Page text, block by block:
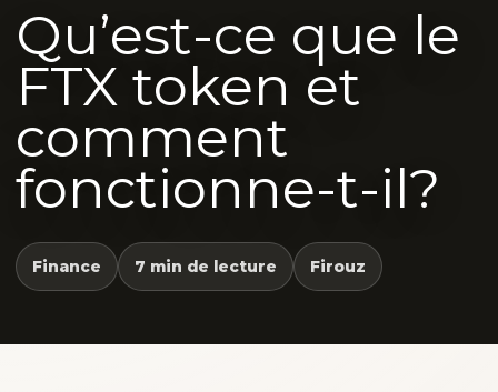
Qu’est-ce que le
FTX token et
comment
fonctionne-t-il?
Finance 7 min de lecture Firouz